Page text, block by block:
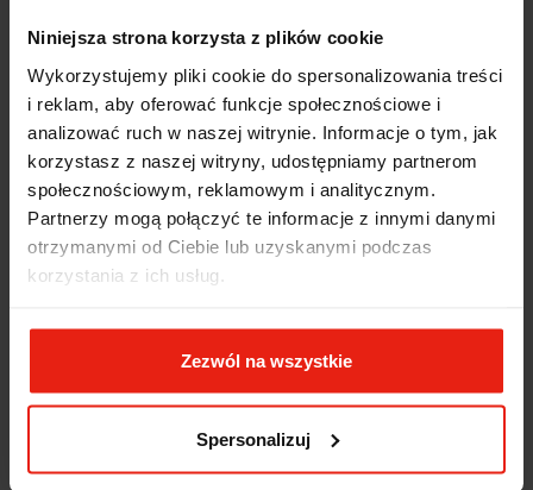
Niniejsza strona korzysta z plików cookie
Wykorzystujemy pliki cookie do spersonalizowania treści
i reklam, aby oferować funkcje społecznościowe i
analizować ruch w naszej witrynie. Informacje o tym, jak
korzystasz z naszej witryny, udostępniamy partnerom
społecznościowym, reklamowym i analitycznym.
Partnerzy mogą połączyć te informacje z innymi danymi
otrzymanymi od Ciebie lub uzyskanymi podczas
korzystania z ich usług.
Zezwól na wszystkie
Spersonalizuj
Polecam szybko sprawnie dobrze zapakowane
Zostałem świetnie obsłużony. Brawa dla pracowników.
Alicja zweryfikowano
5
Jestem zaskoczona, że ta paczka dotarła do mnie tak
szybko. Paczka dotarła cała i zdrowa. Szybko,
sprawnie, bez problemów. Bardzo pomocna obsługa
klienta.
5
oczekiwaniami. Sprzedawca profesjonalny i godny
polecenia 👍️👍️👍️👍️👍️👍️👍️